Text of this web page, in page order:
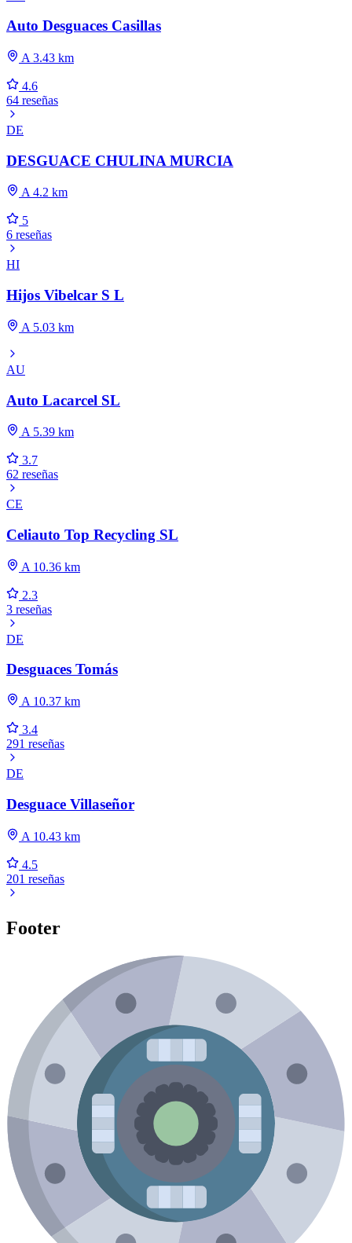
Auto Desguaces Casillas
A 3.43 km
4.6
64 reseñas
DE
DESGUACE CHULINA MURCIA
A 4.2 km
5
6 reseñas
HI
Hijos Vibelcar S L
A 5.03 km
AU
Auto Lacarcel SL
A 5.39 km
3.7
62 reseñas
CE
Celiauto Top Recycling SL
A 10.36 km
2.3
3 reseñas
DE
Desguaces Tomás
A 10.37 km
3.4
291 reseñas
DE
Desguace Villaseñor
A 10.43 km
4.5
201 reseñas
Footer